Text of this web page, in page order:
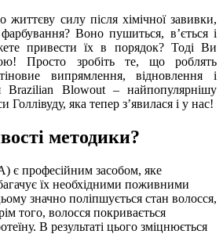
життєву силу після хімічної завивки,
Воно пушиться, в’ється і
привести їх в порядок? Тоді Ви
Просто зробіть те, що роблять
випрямлення, відновлення і
Brazilian Blowout – найпопулярнішу
Голлівуду, яка тепер з’явилася і у нас!
методики?
професійним засобом, яке
їх необхідними поживними
значно поліпшується стан волосся,
того, волосся покривається
В результаті цього зміцнюється